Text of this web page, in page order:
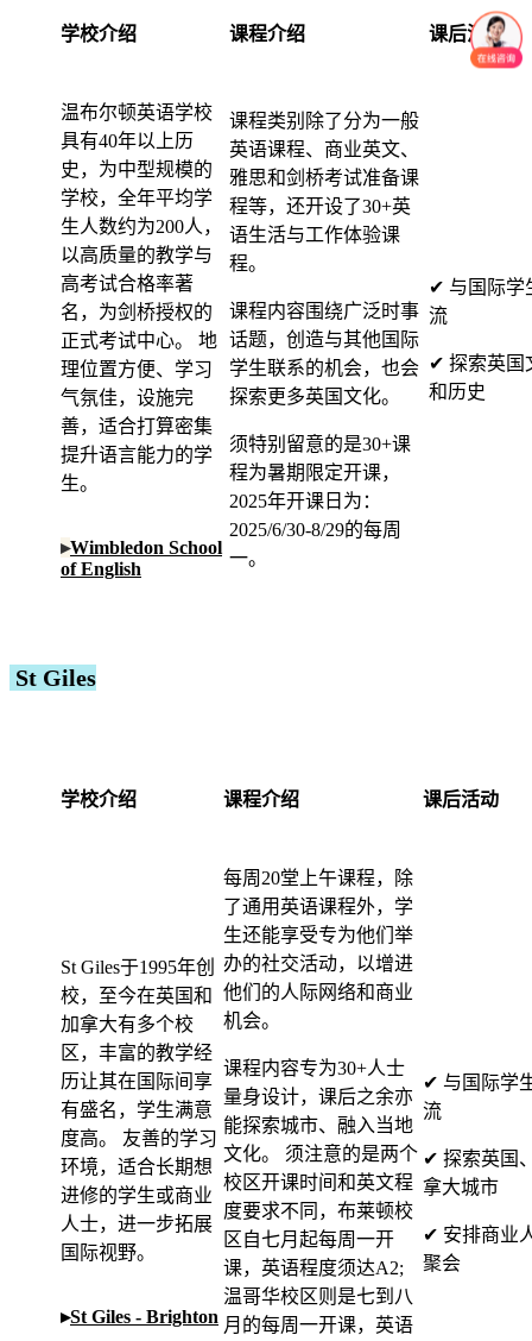
学校介绍 课程介绍 课后活动
温布尔顿英语学校
具有40年以上历
史，为中型规模的
学校，全年平均学
生人数约为200人，
以高质量的教学与
高考试合格率著
名，为剑桥授权的
正式考试中心。 地
理位置方便、学习
气氛佳，设施完
善，适合打算密集
提升语言能力的学
生。
▸Wimbledon School
of English
课程类别除了分为一般
英语课程、商业英文、
雅思和剑桥考试准备课
程等，还开设了30+英
语生活与工作体验课
程。
课程内容围绕广泛时事
话题，创造与其他国际
学生联系的机会，也会
探索更多英国文化。
须特别留意的是30+课
程为暑期限定开课，
2025年开课日为：
2025/6/30-8/29的每周
一。
✔ 与国际学
流
✔ 探索英国
和历史
St Giles
学校介绍 课程介绍 课后活动
St Giles于1995年创
校，至今在英国和
加拿大有多个校
区，丰富的教学经
历让其在国际间享
有盛名，学生满意
度高。 友善的学习
环境，适合长期想
进修的学生或商业
人士，进一步拓展
国际视野。
▸St Giles - Brighton
每周20堂上午课程，除
了通用英语课程外，学
生还能享受专为他们举
办的社交活动，以增进
他们的人际网络和商业
机会。
课程内容专为30+人士
量身设计，课后之余亦
能探索城市、融入当地
文化。 须注意的是两个
校区开课时间和英文程
度要求不同，布莱顿校
区自七月起每周一开
课，英语程度须达A2;
温哥华校区则是七到八
月的每周一开课，英语
✔ 与国际学
流
✔ 探索英国
拿大城市
✔ 安排商业
聚会